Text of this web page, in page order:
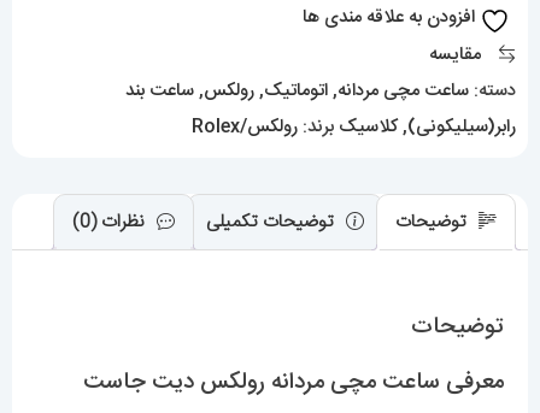
01153
DATEJUST
عدد
افزودن به علاقه مندی ها
مقایسه
دسته: ساعت مچی مردانه,اتوماتیک,رولکس,ساعت بند
رابر(سیلیکونی),کلاسیک برند: رولکس/Rolex
توضیحات توضیحات تکمیلی نظرات (0)
توضیحات
معرفی ساعت مچی مردانه رولکس دیت جاست